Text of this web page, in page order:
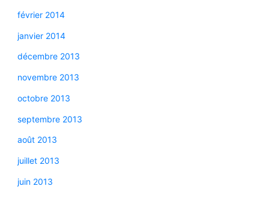
février 2014
janvier 2014
décembre 2013
novembre 2013
octobre 2013
septembre 2013
août 2013
juillet 2013
juin 2013